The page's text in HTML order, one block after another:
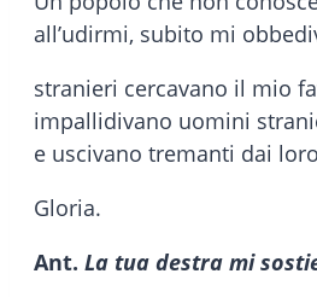
all’udirmi, subito mi
stranieri cercavano il mio
impallidivano uomini
e uscivano tremanti dai
Gloria.
Ant. La tua destra mi